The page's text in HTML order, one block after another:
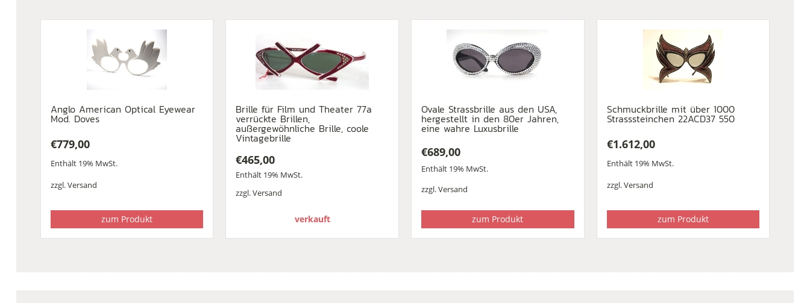
Anglo American Optical Eyewear
Mod. Doves
€779,00
Enthält 19% MwSt.
zzgl.Versand
zum Produkt
Brille für Film und Theater 77a
verrückte Brillen,
außergewöhnliche Brille, coole
Vintagebrille
€465,00
Enthält 19% MwSt.
zzgl.Versand
verkauft
Ovale Strassbrille aus den USA,
hergestellt in den 80er Jahren,
eine wahre Luxusbrille
€689,00
Enthält 19% MwSt.
zzgl.Versand
zum Produkt
Schmuckbrille mit über 1000
Strasssteinchen 22ACD37 550
€1.612,00
Enthält 19% MwSt.
zzgl.Versand
zum Produkt